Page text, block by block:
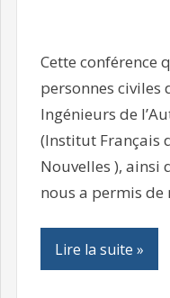
Cette conférence
personnes civiles
Ingénieurs de
(Institut Français
Nouvelles ), ainsi
nous a permis
Lire la suite »